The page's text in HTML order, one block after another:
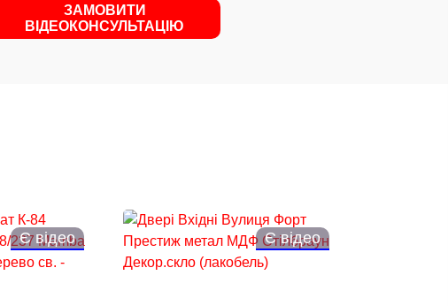
ЗАМОВИТИ
ВІДЕОКОНСУЛЬТАЦІЮ
Є відео Є відео